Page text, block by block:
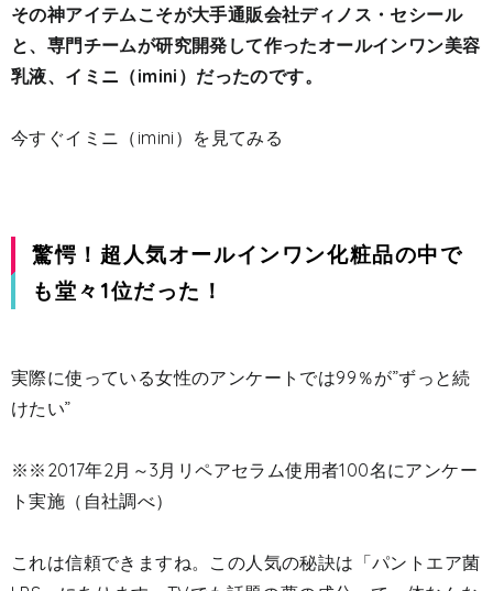
その神アイテムこそが大手通販会社ディノス・セシール
と、専門チームが研究開発して作ったオールインワン美容
乳液、イミニ（imini）だったのです。
今すぐイミニ（imini）を見てみる
驚愕！超人気オールインワン化粧品の中で
も堂々1位だった！
実際に使っている女性のアンケートでは99％が”ずっと続
けたい”
※※2017年2月～3月リペアセラム使用者100名にアンケー
ト実施（自社調べ）
これは信頼できますね。この人気の秘訣は 「パントエア菌